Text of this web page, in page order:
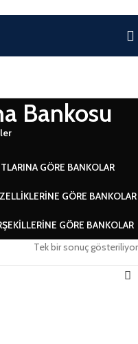
Bankosu
GÖRE BANKOLAR
GÖRE BANKOLAR
ŞEKILLERINE GÖRE BANKOLAR
Tek bir sonuç gösteriliyor